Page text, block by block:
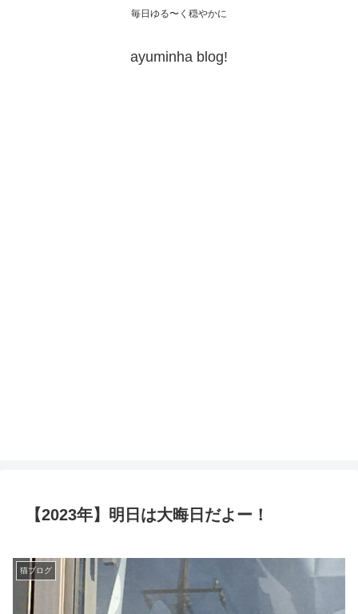
毎日ゆる〜く穏やかに
ayuminha blog!
【2023年】明日は大晦日だよー！
猫ブログ